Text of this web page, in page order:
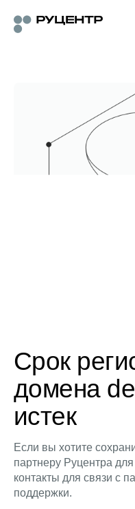
Срок
домена
истек
Если вы хотите
партнеру Руцентра
контакты для связи с
поддержки.